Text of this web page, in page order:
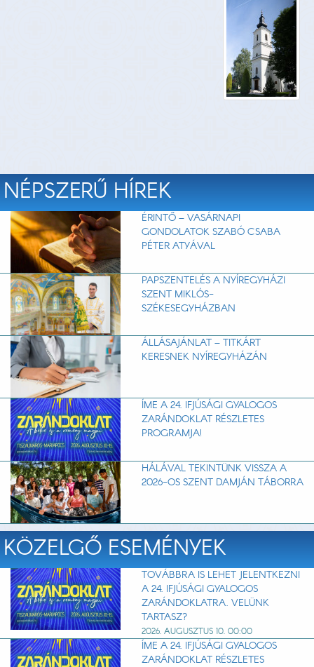
NÉPSZERŰ HÍREK
ÉRINTŐ – VASÁRNAPI
GONDOLATOK SZABÓ CSABA
PÉTER ATYÁVAL
PAPSZENTELÉS A NYÍREGYHÁZI
SZENT MIKLÓS-
SZÉKESEGYHÁZBAN
ÁLLÁSAJÁNLAT – TITKÁRT
KERESNEK NYÍREGYHÁZÁN
ÍME A 24. IFJÚSÁGI GYALOGOS
ZARÁNDOKLAT RÉSZLETES
PROGRAMJA!
HÁLÁVAL TEKINTÜNK VISSZA A
2026-OS SZENT DAMJÁN TÁBORRA
KÖZELGŐ ESEMÉNYEK
TOVÁBBRA IS LEHET JELENTKEZNI
A 24. IFJÚSÁGI GYALOGOS
ZARÁNDOKLATRA. VELÜNK
TARTASZ?
2026. AUGUSZTUS 10. 00:00
ÍME A 24. IFJÚSÁGI GYALOGOS
ZARÁNDOKLAT RÉSZLETES